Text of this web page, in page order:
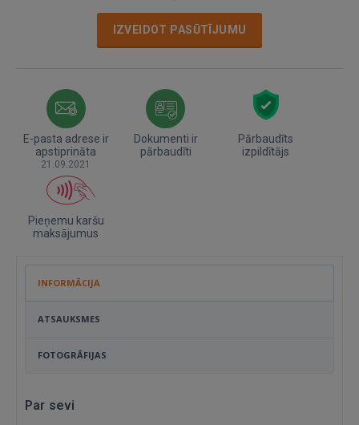
IZVEIDOT PASŪTĪJUMU
E-pasta adrese ir
apstiprināta
21.09.2021
Dokumenti ir
pārbaudīti
Pārbaudīts
izpildītājs
Pieņemu karšu
maksājumus
INFORMĀCIJA
ATSAUKSMES
FOTOGRĀFIJAS
Par sevi